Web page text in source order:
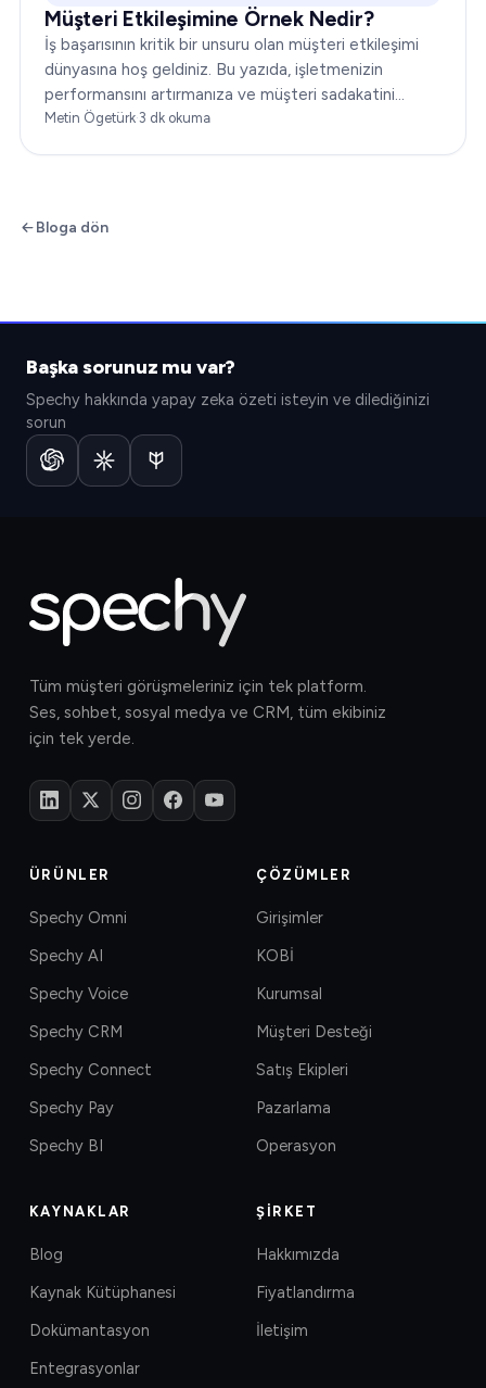
Müşteri Etkileşimine Örnek Nedir?
İş başarısının kritik bir unsuru olan müşteri etkileşimi
dünyasına hoş geldiniz. Bu yazıda, işletmenizin
performansını artırmanıza ve müşteri sadakatini
güçlendirmenize yardımcı olacak çeşitli müşteri
Metin Ögetürk·3 dk okuma
Bloga dön
Başka sorunuz mu var?
Spechy hakkında yapay zeka özeti isteyin ve dilediğinizi
sorun
Tüm müşteri görüşmeleriniz için tek platform.
Ses, sohbet, sosyal medya ve CRM, tüm ekibiniz
için tek yerde.
ÜRÜNLER
Spechy Omni
Spechy AI
Spechy Voice
Spechy CRM
Spechy Connect
Spechy Pay
Spechy BI
ÇÖZÜMLER
Girişimler
KOBİ
Kurumsal
Müşteri Desteği
Satış Ekipleri
Pazarlama
Operasyon
KAYNAKLAR
Blog
Kaynak Kütüphanesi
Dokümantasyon
Entegrasyonlar
ŞIRKET
Hakkımızda
Fiyatlandırma
İletişim